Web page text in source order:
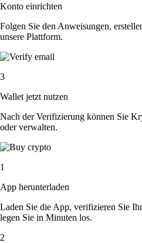
Konto einrichten
Folgen Sie den Anweisungen,
unsere Plattform.
3
Wallet jetzt nutzen
Nach der Verifizierung können Sie
oder verwalten.
1
App herunterladen
Laden Sie die App, verifizieren Sie
legen Sie in Minuten los.
2